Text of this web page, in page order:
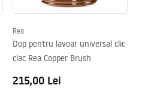
Rea
Dop pentru lavoar universal clic-
clac Rea Copper Brush
215,00 Lei